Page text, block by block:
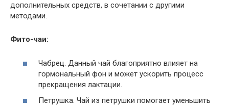
дополнительных средств, в сочетании с другими
методами.
Фито-чаи:
Чабрец. Данный чай благоприятно влияет на
гормональный фон и может ускорить процесс
прекращения лактации.
Петрушка. Чай из петрушки помогает уменьшить